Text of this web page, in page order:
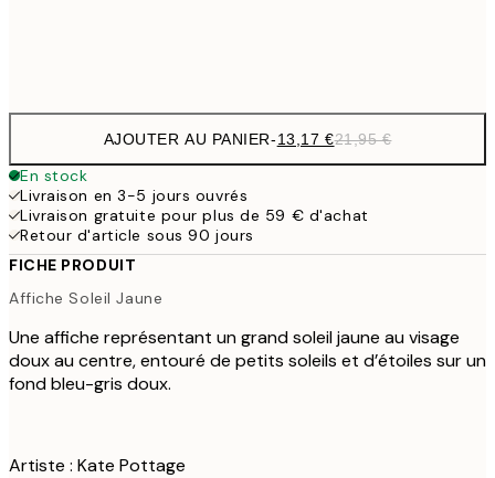
AJOUTER AU PANIER-13,17 €21,95 €
En stock
Livraison en 3-5 jours ouvrés
Livraison gratuite pour plus de 59 € d'achat
Retour d'article sous 90 jours
FICHE PRODUIT
Affiche Soleil Jaune
Une affiche représentant un grand soleil jaune au visage
doux au centre, entouré de petits soleils et d’étoiles sur un
fond bleu-gris doux.
Artiste : Kate Pottage